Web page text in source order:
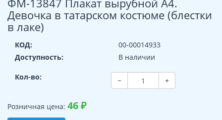
ФМ-13847 Плакат вырубной А4.
Девочка в татарском костюме (блестки
в лаке)
КОД:
00-00014933
Доступность:
В наличии
Кол-во: − +
Розничная цена: 46₽